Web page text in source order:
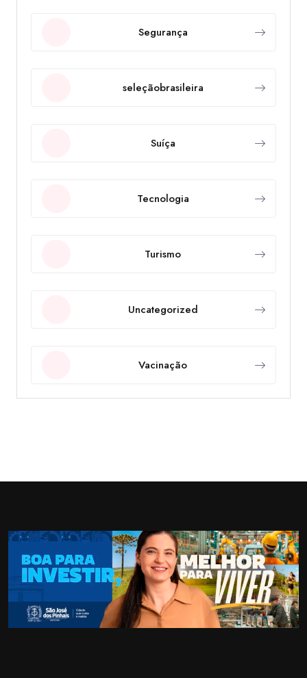
Segurança
seleçãobrasileira
Suíça
Tecnologia
Turismo
Uncategorized
Vacinação